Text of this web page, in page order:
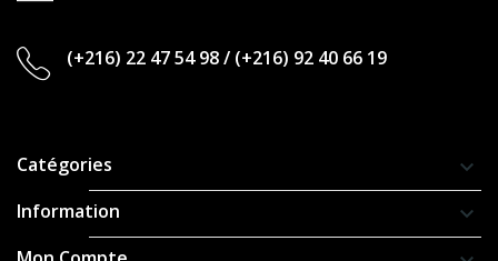
(+216) 22 47 54 98/ (+216) 92 40 66 19
Catégories keyboard_arrow_down
Information keyboard_arrow_down